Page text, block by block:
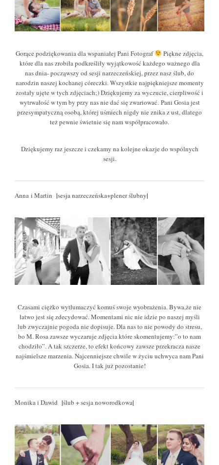
Gorące podziękowania dla wspaniałej Pani Fotograf
Piękne zdjęcia,
które dla nas zrobiła podkreśliły wyjątkowość każdego ważnego dla
nas dnia- począwszy od sesji narzeczeńskiej, przez nasz ślub, do
narodzin naszej kochanej córeczki. Wszystkie najpiękniejsze momenty
zostały ujęte w tych zdjęciach;) Dziękujemy za wyczucie, cierpliwość i
wytrwałość w tym by przy nas nie dać się zwariować. Pani Gosia jest
przesympatyczną osobą, której uśmiech nigdy nie znika z ust, dlatego
też pewnie świetnie się nam współpracowało.
Dziękujemy raz jeszcze i czekamy na kolejne okazje do wspólnych
sesji.
Anna i Martin |sesja narzeczeńska+plener ślubny|
Czasami ciężko wytłumaczyć komuś swoje wyobrażenia. Bywa,że nie
łatwo jest się zdecydować. Momentami nic nie idzie po naszej myśli
lub zwyczajnie pogoda nie dopisuje. Dla nas to nie powody do stresu,
bo M. Rosa zawsze wyczaruje zdjęcia które skomentujemy:”o to nam
chodziło”. A tak szczerze, to efekt końcowy zawsze przekracza nasze
najśmielsze marzenia. Najcenniejsze chwile w życiu uchwyca nam Pani
Gosia. I tak już pozostanie!
Monika i Dawid |ślub + sesja noworodkowa|